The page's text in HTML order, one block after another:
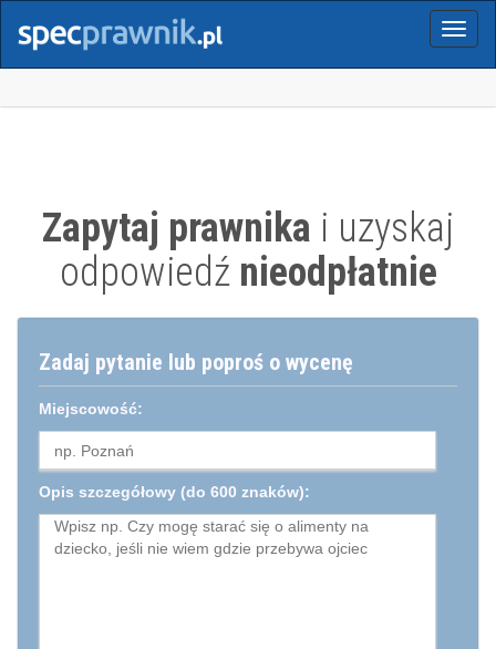
Menu
Zapytaj prawnika i uzyskaj
odpowiedźnieodpłatnie
Zadaj pytanie lub poproś o wycenę
Miejscowość:
Opis szczegółowy (do 600 znaków):